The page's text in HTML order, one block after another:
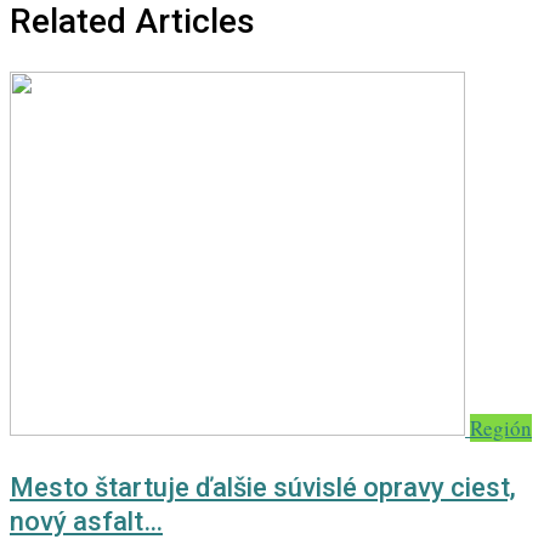
Related Articles
Región
Mesto štartuje ďalšie súvislé opravy ciest,
nový asfalt…